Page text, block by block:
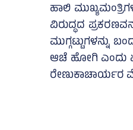
ಹಾಲಿ
ವಿರುದ್ಧದ
ಆಚೆ ಹೋಗಿ ಎಂದು
ರೇಣುಕಾಚಾರ್ಯರ